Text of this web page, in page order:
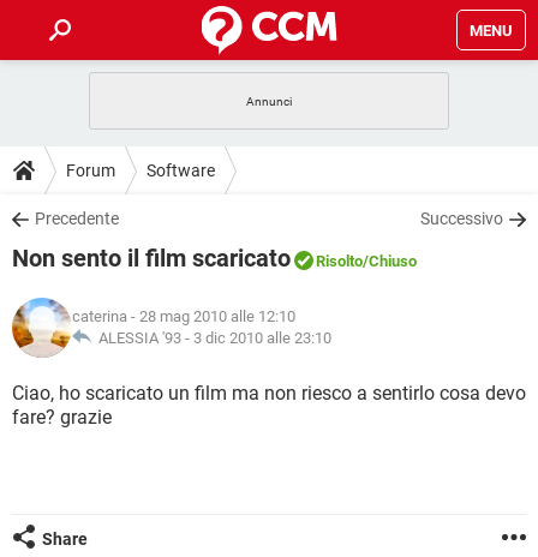
MENU
INTRATTENIMENTO
iOS
INSTAGRAM WHATSAPP
TIKTOK
HARDWARE
GUIDE
COVID-19
INSTAGRAM WHATSAPP
TIKTOK
HARDWARE
DOWNLOAD
COVID-19 GAMING
INTRATTENIMENTO
iOS WINDOWS 10
INSTAGRAM WHATSAPP
TIKTOK
COVID-19 GAMING
INTRATTENIMENTO
iOS WINDOWS 10
HARDWARE
GLOSSARIO
COVID-19 GAMING
INTRATTENIMENTO
TIKTOK
Forum Software
Precedente Successivo
Non sento il film scaricato Risolto/Chiuso
caterina - 28 mag 2010 alle 12:10
ALESSIA '93 - 3 dic 2010 alle 23:10
Ciao, ho scaricato un film ma non riesco a sentirlo cosa devo
fare? grazie
Share